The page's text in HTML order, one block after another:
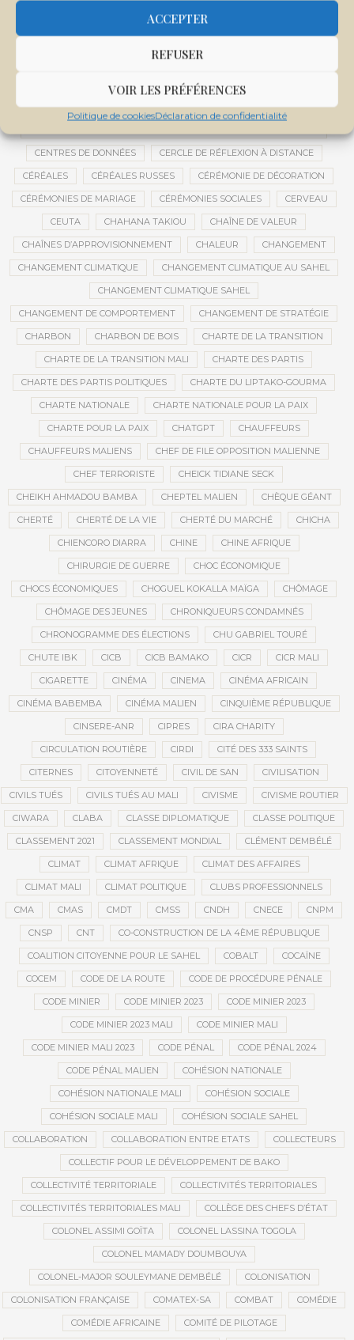
ACCEPTER
REFUSER
VOIR LES PRÉFÉRENCES
Politique de cookiesDéclaration de confidentialité
CENTRALE SOLAIRE DE SANANKOROBA
CENTRE D'INTELLIGENCE ARTIFICIELLE
CENTRE DE SANTÉ COMMUNAUTAIRE
CENTRE INTERNATIONAL DE CONFÉRENCES DE BAMAKO
CENTRE MALI
CENTRES DE DONNÉES CERCLE DE RÉFLEXION À DISTANCE
CÉRÉALES CÉRÉALES RUSSES CÉRÉMONIE DE DÉCORATION
CÉRÉMONIES DE MARIAGE CÉRÉMONIES SOCIALES CERVEAU
CEUTA CHAHANA TAKIOU CHAÎNE DE VALEUR
CHAÎNES D’APPROVISIONNEMENT CHALEUR CHANGEMENT
CHANGEMENT CLIMATIQUE CHANGEMENT CLIMATIQUE AU SAHEL
CHANGEMENT CLIMATIQUE SAHEL
CHANGEMENT DE COMPORTEMENT CHANGEMENT DE STRATÉGIE
CHARBON CHARBON DE BOIS CHARTE DE LA TRANSITION
CHARTE DE LA TRANSITION MALI CHARTE DES PARTIS
CHARTE DES PARTIS POLITIQUES CHARTE DU LIPTAKO-GOURMA
CHARTE NATIONALE CHARTE NATIONALE POUR LA PAIX
CHARTE POUR LA PAIX CHATGPT CHAUFFEURS
CHAUFFEURS MALIENS CHEF DE FILE OPPOSITION MALIENNE
CHEF TERRORISTE CHEICK TIDIANE SECK
CHEIKH AHMADOU BAMBA CHEPTEL MALIEN CHÈQUE GÉANT
CHERTÉ CHERTÉ DE LA VIE CHERTÉ DU MARCHÉ CHICHA
CHIENCORO DIARRA CHINE CHINE AFRIQUE
CHIRURGIE DE GUERRE CHOC ÉCONOMIQUE
CHOCS ÉCONOMIQUES CHOGUEL KOKALLA MAÏGA CHÔMAGE
CHÔMAGE DES JEUNES CHRONIQUEURS CONDAMNÉS
CHRONOGRAMME DES ÉLECTIONS CHU GABRIEL TOURÉ
CHUTE IBK CICB CICB BAMAKO CICR CICR MALI
CIGARETTE CINÉMA CINEMA CINÉMA AFRICAIN
CINÉMA BABEMBA CINÉMA MALIEN CINQUIÈME RÉPUBLIQUE
CINSERE-ANR CIPRES CIRA CHARITY
CIRCULATION ROUTIÈRE CIRDI CITÉ DES 333 SAINTS
CITERNES CITOYENNETÉ CIVIL DE SAN CIVILISATION
CIVILS TUÉS CIVILS TUÉS AU MALI CIVISME CIVISME ROUTIER
CIWARA CLABA CLASSE DIPLOMATIQUE CLASSE POLITIQUE
CLASSEMENT 2021 CLASSEMENT MONDIAL CLÉMENT DEMBÉLÉ
CLIMAT CLIMAT AFRIQUE CLIMAT DES AFFAIRES
CLIMAT MALI CLIMAT POLITIQUE CLUBS PROFESSIONNELS
CMA CMAS CMDT CMSS CNDH CNECE CNPM
CNSP CNT CO-CONSTRUCTION DE LA 4ÈME RÉPUBLIQUE
COALITION CITOYENNE POUR LE SAHEL COBALT COCAÏNE
COCEM CODE DE LA ROUTE CODE DE PROCÉDURE PÉNALE
CODE MINIER CODE MINIER 2023 CODE MINIER 2023
CODE MINIER 2023 MALI CODE MINIER MALI
CODE MINIER MALI 2023 CODE PÉNAL CODE PÉNAL 2024
CODE PÉNAL MALIEN COHÉSION NATIONALE
COHÉSION NATIONALE MALI COHÉSION SOCIALE
COHÉSION SOCIALE MALI COHÉSION SOCIALE SAHEL
COLLABORATION COLLABORATION ENTRE ETATS COLLECTEURS
COLLECTIF POUR LE DÉVELOPPEMENT DE BAKO
COLLECTIVITÉ TERRITORIALE COLLECTIVITÉS TERRITORIALES
COLLECTIVITÉS TERRITORIALES MALI COLLÈGE DES CHEFS D’ÉTAT
COLONEL ASSIMI GOÏTA COLONEL LASSINA TOGOLA
COLONEL MAMADY DOUMBOUYA
COLONEL-MAJOR SOULEYMANE DEMBÉLÉ COLONISATION
COLONISATION FRANÇAISE COMATEX-SA COMBAT COMÉDIE
COMÉDIE AFRICAINE COMITÉ DE PILOTAGE